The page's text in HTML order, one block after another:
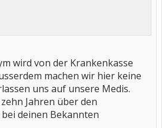
wird von der Krankenkasse
machen wir hier keine
uns auf unsere Medis.
Jahren über den
deinen Bekannten